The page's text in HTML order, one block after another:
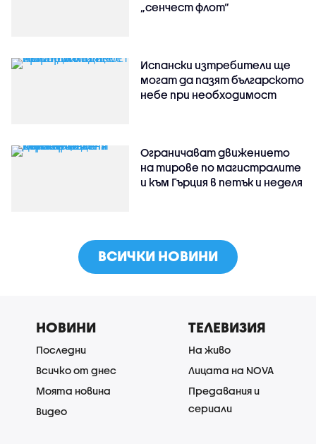
„сенчест флот“
Испански изтребители ще
могат да пазят българското
небе при необходимост
Ограничават движението
на тирове по магистралите
и към Гърция в петък и неделя
ВСИЧКИ НОВИНИ
НОВИНИ
Последни
Всичко от днес
Моята новина
Видео
ТЕЛЕВИЗИЯ
На живо
Лицата на NOVA
Предавания и
сериали